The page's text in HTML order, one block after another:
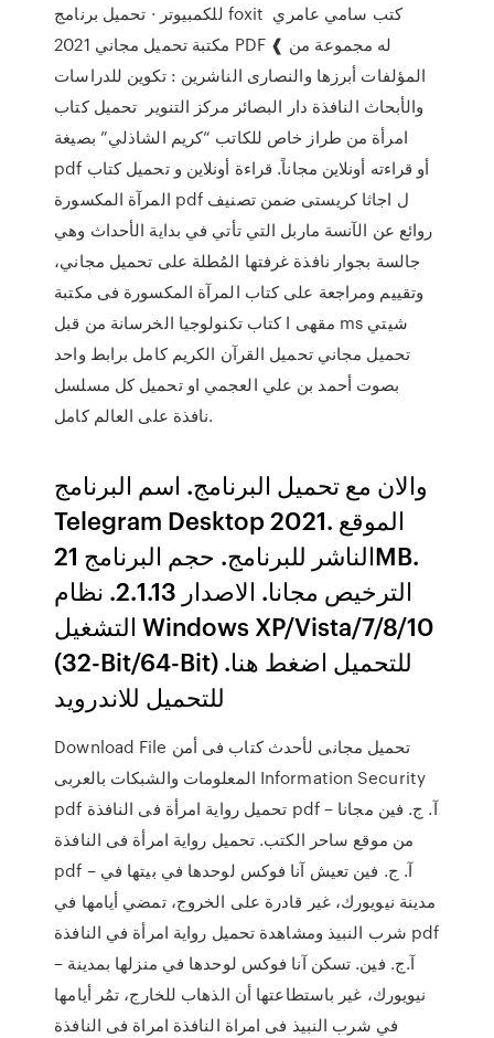
للكمبيوتر · تحميل برنامج foxit كتب سامي عامري
مكتبة تحميل مجاني 2021 PDF ❰ له مجموعة من
المؤلفات أبرزها والنصارى الناشرين : تكوين للدراسات
والأبحاث النافذة دار البصائر مركز التنوير تحميل كتاب
امرأة من طراز خاص للكاتب “كريم الشاذلي” بصيغة
pdf أو قراءته أونلاين مجاناً. قراءة أونلاين و تحميل كتاب
المرآة المكسورة pdf ل اجاثا كريستى ضمن تصنيف
روائع عن الآنسة ماربل التي تأتي في بداية الأحداث وهي
جالسة بجوار نافذة غرفتها المُطلة على تحميل مجاني،
وتقييم ومراجعة على كتاب المرآة المكسورة فى مكتبة
مقهى ا كتاب تكنولوجيا الخرسانة من قبل ms شيتي
تحميل مجاني تحميل القرآن الكريم كامل برابط واحد
بصوت أحمد بن علي العجمي او تحميل كل مسلسل
نافذة على العالم كامل.
والان مع تحميل البرنامج. اسم البرنامج
Telegram Desktop 2021. الموقع
الناشر للبرنامج. حجم البرنامج 21MB.
الترخيص مجانا. الاصدار 2.1.13. نظام
التشغيل Windows XP/Vista/7/8/10
(32-Bit/64-Bit) للتحميل اضغط هنا.
للتحميل للاندرويد
Download File تحميل مجانى لأحدث كتاب فى أمن
المعلومات والشبكات بالعربى Information Security
pdf تحميل رواية امرأة فى النافذة pdf – آ. ج. فين مجانا
من موقع ساحر الكتب. تحميل رواية امرأة فى النافذة
pdf – آ. ج. فين تعيش آنا فوكس لوحدها في بيتها في
مدينة نيويورك، غير قادرة على الخروج، تمضي أيامها في
شرب النبيذ ومشاهدة تحميل رواية امرأة في النافذة pdf
– آ.ج. فين. تسكن آنا فوكس لوحدها في منزلها بمدينة
نيويورك، غير باستطاعتها أن الذهاب للخارج، تمُر أيامها
في شرب النبيذ فى امراة النافذة امراة فى النافذة